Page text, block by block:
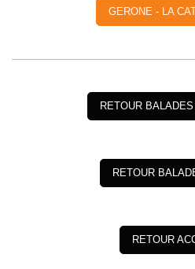
GERONE - LA
RETOUR
RETOUR
RETOUR